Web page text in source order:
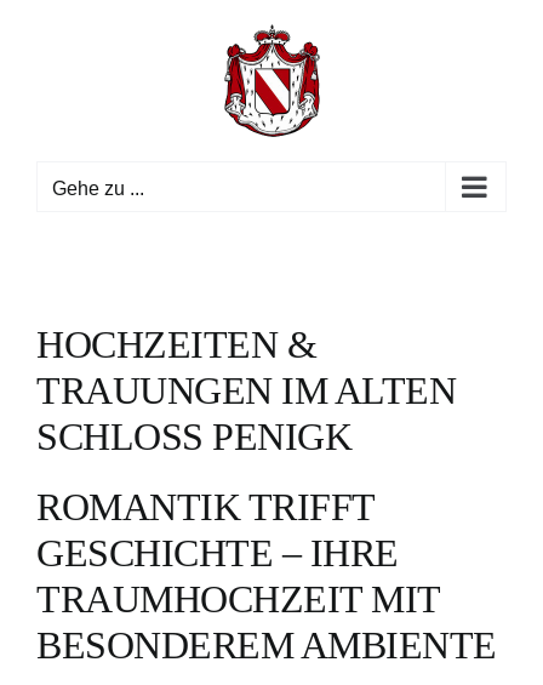
Gehe zu ...
HOCHZEITEN &
TRAUUNGEN IM ALTEN
SCHLOSS PENIGK
ROMANTIK TRIFFT
GESCHICHTE – IHRE
TRAUMHOCHZEIT MIT
BESONDEREM AMBIENTE